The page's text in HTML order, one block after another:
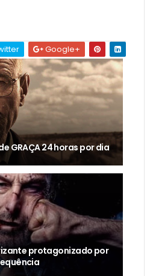
Google+
GRAÇA 24 horas por dia
protagonizado por